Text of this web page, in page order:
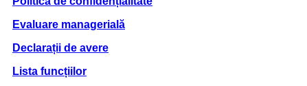
Evaluare managerială
Declarații de avere
Lista funcțiilor